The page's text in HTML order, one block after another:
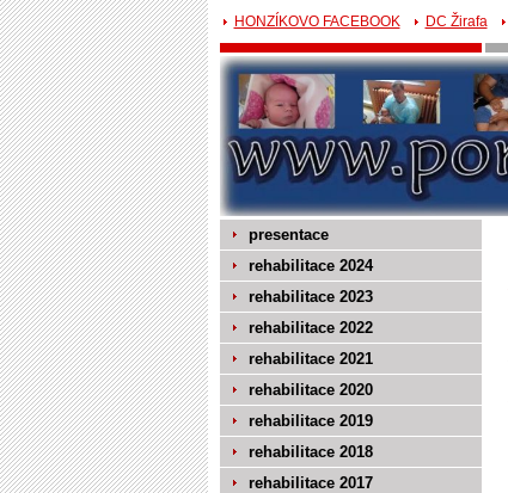
HONZÍKOVO FACEBOOK DC Žirafa
presentace
rehabilitace 2024
rehabilitace 2023
rehabilitace 2022
rehabilitace 2021
rehabilitace 2020
rehabilitace 2019
rehabilitace 2018
rehabilitace 2017